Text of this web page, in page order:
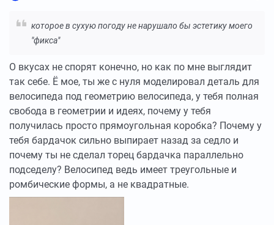
которое в сухую погоду не нарушало бы эстетику моего
"фикса"
О вкусах не спорят конечно, но как по мне выглядит
так себе. Ё мое, ты же с нуля моделировал деталь для
велосипеда под геометрию велосипеда, у тебя полная
свобода в геометрии и идеях, почему у тебя
получилась просто прямоугольная коробка? Почему у
тебя бардачок сильно выпирает назад за седло и
почему ты не сделал торец бардачка параллельно
подседелу? Велосипед ведь имеет треугольные и
ромбические формы, а не квадратные.